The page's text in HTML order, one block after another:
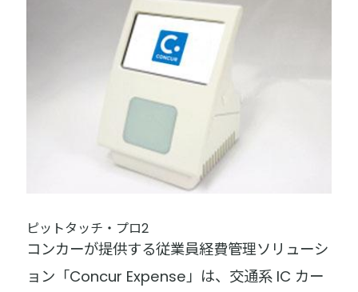
ピットタッチ・プロ2
コンカーが提供する従業員経費管理ソリューシ
ョン「Concur Expense」は、交通系 IC カー